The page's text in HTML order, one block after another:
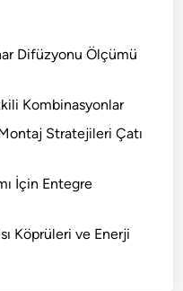
Difüzyonu Ölçümü
Kombinasyonlar
Stratejileri Çatı
İçin Entegre
Köprüleri ve Enerji